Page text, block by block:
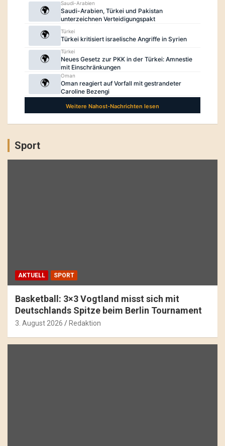
Sport
AKTUELL SPORT
Basketball: 3×3 Vogtland misst sich mit
Deutschlands Spitze beim Berlin Tournament
3. August 2026 Redaktion